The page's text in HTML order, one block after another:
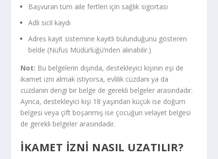
Başvuran tüm aile fertleri için sağlık sigortası
Adli sicil kaydı
Adres kayıt sistemine kayıtlı bulunduğunu gösteren
belde (Nüfus Müdürlüğü’nden alınabilir.)
Not: Bu belgelerin dışında, destekleyici kişinin eşi de
ikamet izni almak istiyorsa, evlilik cüzdanı ya da
cüzdanın dengi bir belge de gerekli belgeler arasındadır.
Ayrıca, destekleyici kişi 18 yaşından küçük ise doğum
belgesi veya çift boşanmış ise çocuğun velayet belgesi
de gerekli belgeler arasındadır.
İKAMET İZNI NASIL UZATILIR?